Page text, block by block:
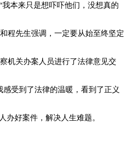
本来只是想吓吓他们，没想真的
程先生强调，一定要从始至终坚定
机关办案人员进行了法律意见交
受到了法律的温暖，看到了正义
好案件，解决人生难题。